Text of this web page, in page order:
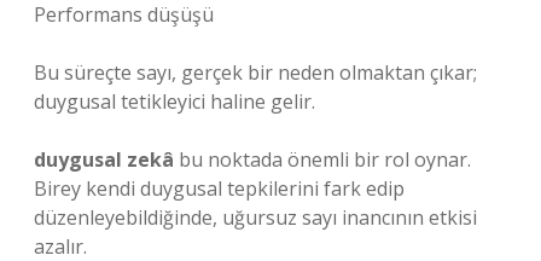
Performans düşüşü
Bu süreçte sayı, gerçek bir neden olmaktan çıkar;
duygusal tetikleyici haline gelir.
duygusal zekâ bu noktada önemli bir rol oynar.
Birey kendi duygusal tepkilerini fark edip
düzenleyebildiğinde, uğursuz sayı inancının etkisi
azalır.